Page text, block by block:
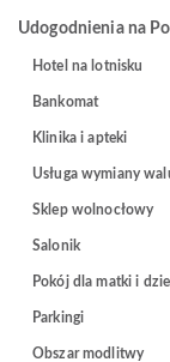
Udogodnienia na
Hotel na lotnisku
Bankomat
Klinika i apteki
Usługa wymiany
Sklep wolnocłowy
Salonik
Pokój dla matki i
Parkingi
Obszar modlitwy